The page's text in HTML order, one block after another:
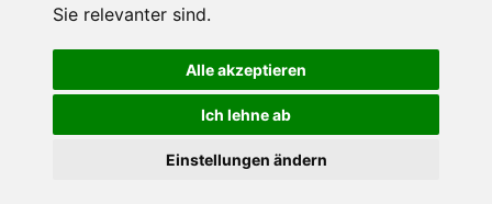
Sie relevanter sind.
Alle akzeptieren
Ich lehne ab
Einstellungen ändern
Datenschutzbedingungen
Nutzungsbedingungen Impressum Kontakt